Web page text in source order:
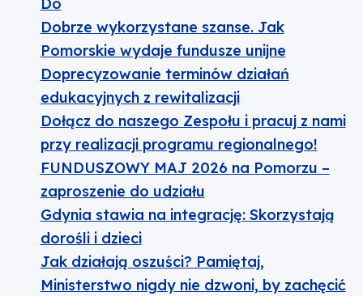
Do
Dobrze wykorzystane szanse. Jak
Pomorskie wydaje fundusze unijne
Doprecyzowanie terminów działań
edukacyjnych z rewitalizacji
Dołącz do naszego Zespołu i pracuj z nami
przy realizacji programu regionalnego!
FUNDUSZOWY MAJ 2026 na Pomorzu –
zaproszenie do udziału
Gdynia stawia na integrację: Skorzystają
dorośli i dzieci
Jak działają oszuści? Pamiętaj,
Ministerstwo nigdy nie dzwoni, by zachęcić